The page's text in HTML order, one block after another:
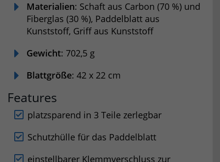
Materialien: Schaft aus Carbon (70 %) und
Fiberglas (30 %), Paddelblatt aus
Kunststoff, Griff aus Kunststoff
Gewicht: 702,5 g
Blattgröße: 42 x 22 cm
Features
platzsparend in 3 Teile zerlegbar
Schutzhülle für das Paddelblatt
einstellbarer Klemmverschluss zur